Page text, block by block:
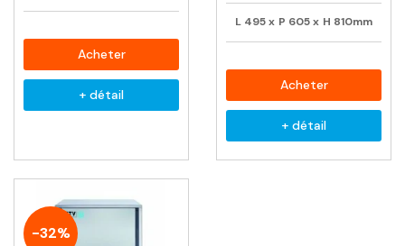
Acheter
+ détail
L 495x P 605x H 810mm
Acheter
+ détail
-32%